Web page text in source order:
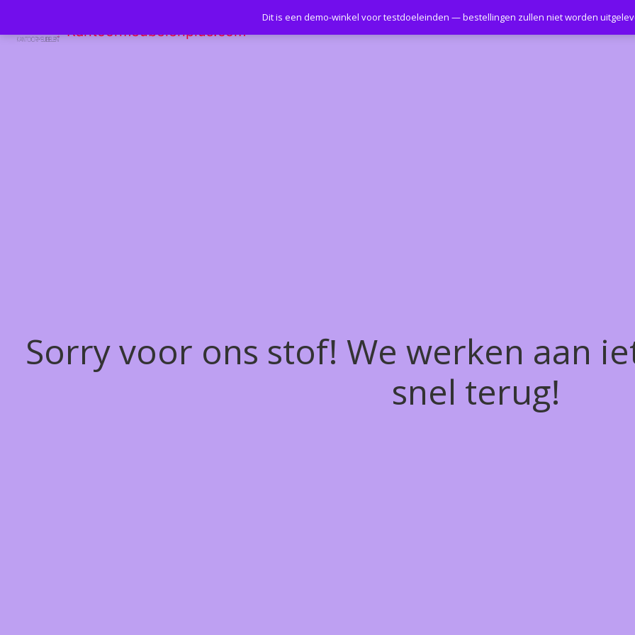
Kantoormeubelenplus.com
Sorry voor ons stof! We werken aan
snel terug!
Dit is een demo-winkel voor testdoeleinden — bestellingen zullen niet worden